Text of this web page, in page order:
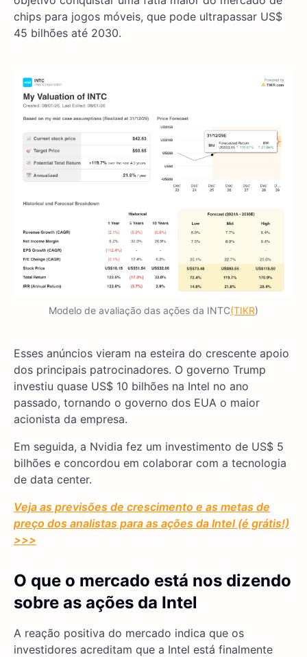
chips para jogos móveis, que pode ultrapassar US$
45 bilhões até 2030.
Modelo de avaliação das ações da INTC(TIKR)
Esses anúncios vieram na esteira do crescente apoio
dos principais patrocinadores. O governo Trump
investiu quase US$ 10 bilhões na Intel no ano
passado, tornando o governo dos EUA o maior
acionista da empresa.
Em seguida, a Nvidia fez um investimento de US$ 5
bilhões e concordou em colaborar com a tecnologia
de data center.
Veja as previsões de crescimento e as metas de
preço dos analistas para as ações da Intel (é grátis!)
>>>
O que o mercado está nos dizendo
sobre as ações da Intel
A reação positiva do mercado indica que os
investidores acreditam que a Intel está finalmente